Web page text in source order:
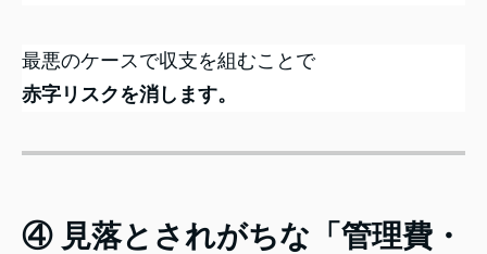
最悪のケースで収支を組むことで
赤字リスクを消します。
④ 見落とされがちな「管理費・